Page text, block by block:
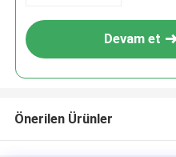
Devam et
Önerilen Ürünler